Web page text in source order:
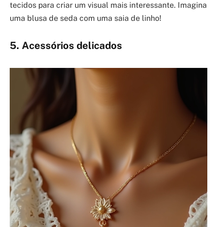
tecidos para criar um visual mais interessante. Imagina
uma blusa de seda com uma saia de linho!
5. Acessórios delicados